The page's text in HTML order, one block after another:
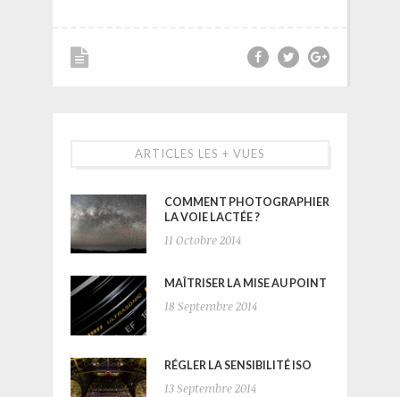
ARTICLES LES + VUES
COMMENT PHOTOGRAPHIER
LA VOIE LACTÉE ?
11 Octobre 2014
MAÎTRISER LA MISE AU POINT
18 Septembre 2014
RÉGLER LA SENSIBILITÉ ISO
13 Septembre 2014